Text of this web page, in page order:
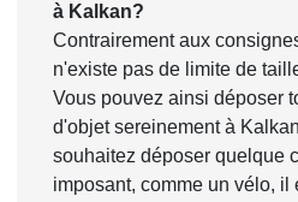
à Kalkan?
Contrairement aux
n'existe pas de limite de
Vous pouvez ainsi déposer
d'objet sereinement à
souhaitez déposer quelque
imposant, comme un vélo, il